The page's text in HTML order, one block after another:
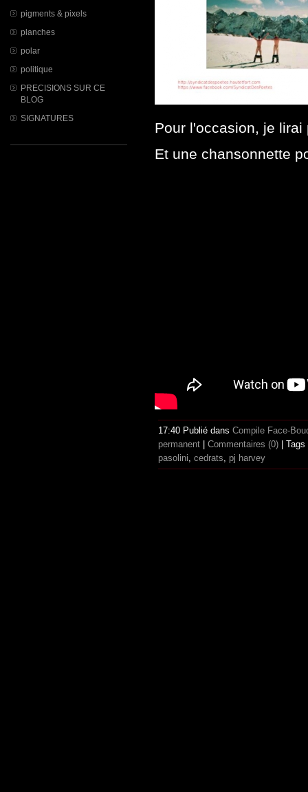
pigments & pixels
planches
polar
politique
PRECISIONS SUR CE
BLOG
SIGNATURES
Pour l'occasion, je
Et une chansonnette
17:40 Publié dans Compile Face-
permanent
Commentaires (0) |
pasolini, cedrats, pj harvey